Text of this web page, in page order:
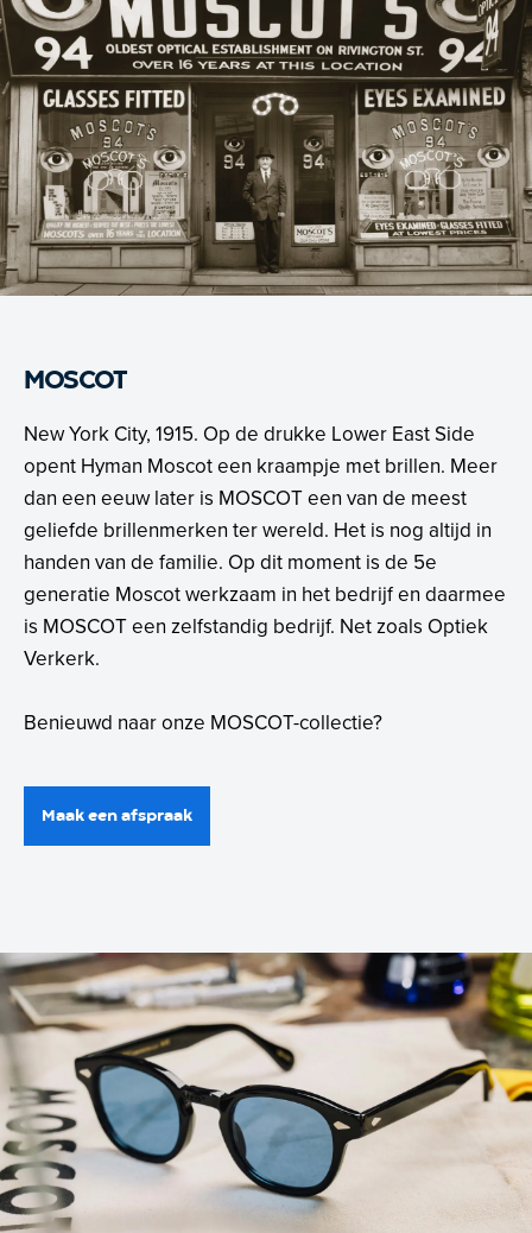
MOSCOT
New York City, 1915. Op de drukke Lower East Side
opent Hyman Moscot een kraampje met brillen. Meer
dan een eeuw later is MOSCOT een van de meest
geliefde brillenmerken ter wereld. Het is nog altijd in
handen van de familie. Op dit moment is de 5e
generatie Moscot werkzaam in het bedrijf en daarmee
is MOSCOT een zelfstandig bedrijf. Net zoals Optiek
Verkerk.
Benieuwd naar onze MOSCOT-collectie?
Maak een afspraak